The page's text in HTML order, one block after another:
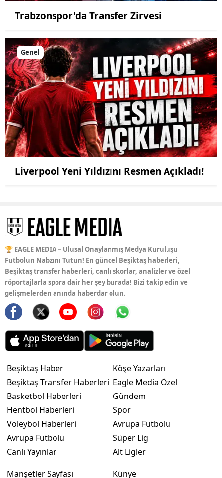
Trabzonspor'da Transfer Zirvesi
Genel
Liverpool Yeni Yıldızını Resmen Açıkladı!
🏆 EAGLE MEDIA – Ulusal Onaylanmış Medya Kuruluşu
Futbolun Nabzını Tutun! En güncel Beşiktaş haberleri,
Beşiktaş transfer haberleri, canlı skorlar, analizler ve özel
röportajlarla spora dair her şey burada! Bizi takip edin ve
gelişmelerden anında haberdar olun.
Beşiktaş Haber
Beşiktaş Transfer Haberleri
Basketbol Haberleri
Hentbol Haberleri
Voleybol Haberleri
Avrupa Futbolu
Canlı Yayınlar
Köşe Yazarları
Eagle Media Özel
Gündem
Spor
Avrupa Futbolu
Süper Lig
Alt Ligler
Manşetler Sayfası
Künye